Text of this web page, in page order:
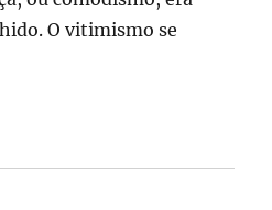
O vitimismo se